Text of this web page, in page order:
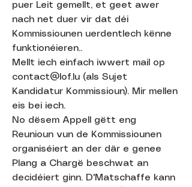
puer Leit gemellt, et geet awer
nach net duer vir dat déi
Kommissiounen uerdentlech kënne
funktionéieren..
Mellt iech einfach iwwert mail op
contact@lof.lu (als Sujet
Kandidatur Kommissioun). Mir mellen
eis bei iech.
No dësem Appell gëtt eng
Reunioun vun de Kommissiounen
organiséiert an der där e genee
Plang a Chargë beschwat an
decidéiert ginn. D'Matschaffe kann